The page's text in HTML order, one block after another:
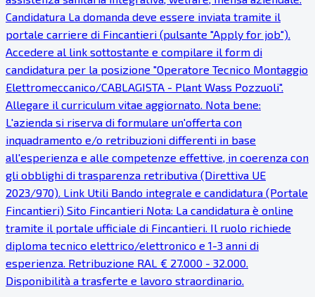
Candidatura La domanda deve essere inviata tramite il
portale carriere di Fincantieri (pulsante "Apply for job").
Accedere al link sottostante e compilare il form di
candidatura per la posizione "Operatore Tecnico Montaggio
Elettromeccanico/CABLAGISTA - Plant Wass Pozzuoli".
Allegare il curriculum vitae aggiornato. Nota bene:
L'azienda si riserva di formulare un'offerta con
inquadramento e/o retribuzioni differenti in base
all'esperienza e alle competenze effettive, in coerenza con
gli obblighi di trasparenza retributiva (Direttiva UE
2023/970). Link Utili Bando integrale e candidatura (Portale
Fincantieri) Sito Fincantieri Nota: La candidatura è online
tramite il portale ufficiale di Fincantieri. Il ruolo richiede
diploma tecnico elettrico/elettronico e 1-3 anni di
esperienza. Retribuzione RAL € 27.000 - 32.000.
Disponibilità a trasferte e lavoro straordinario.